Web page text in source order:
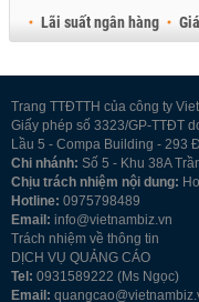
Lãi suất ngân hàng
Trang TTĐTTH của công ty
Giấy phép số 3323/GP-TTĐT
Lầu 5 - Compa Building - 293
Chi nhánh: Số 5 - Khu 38A
Chịu trách nhiệm nội dung:
Hotline: 0975798489
Email: info@vietnambiz.vn
Trách nhiệm về thông tin
DỊCH VỤ QUẢNG CÁO
Tel: 0931589222 (Ms Ngọc)
Email: